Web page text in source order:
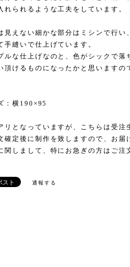
れられるような工夫をしています。
見えない細かな部分はミシンで行い
手縫いで仕上げています。
ルな仕上げなのと、色がシックで落
頂けるものになったかと思いますの
：横190×95
リとなっていますが、こちらは受注
確定後に制作を致しますので、お届
関しまして、特にお急ぎの方はご注
通報する